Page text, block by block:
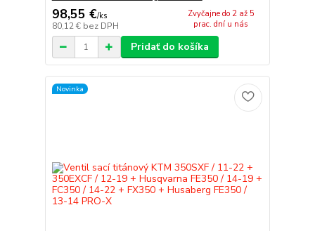
98,55 €/ks
80,12 € bez DPH
Zvyčajne do 2 až 5
prac. dní u nás
Pridať do košíka
Novinka